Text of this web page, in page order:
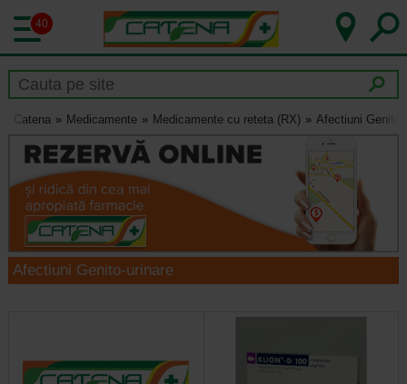
40
Catena Medicamente Medicamente cu reteta (RX) Afectiuni Genito-
Afectiuni Genito-urinare